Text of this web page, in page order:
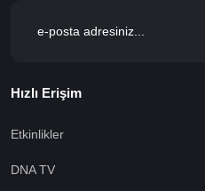
Hızlı Erişim
Etkinlikler
DNA TV